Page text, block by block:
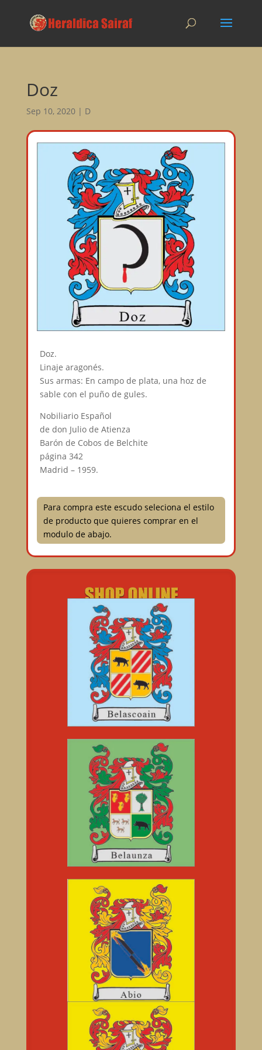
Doz
Sep 10, 2020| D
Doz.
Linaje aragonés.
Sus armas: En campo de plata, una hoz de
sable con el puño de gules.
Nobiliario Español
de don Julio de Atienza
Barón de Cobos de Belchite
página 342
Madrid – 1959.
Para compra este escudo seleciona el estilo
de producto que quieres comprar en el
modulo de abajo.